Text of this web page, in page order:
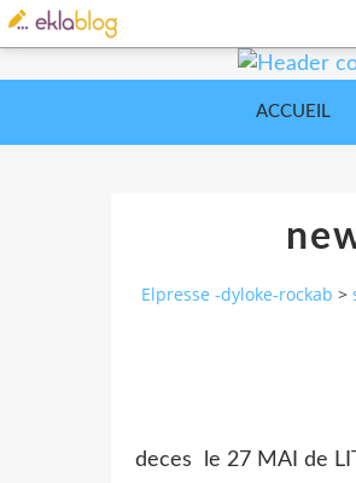
ACCUEIL
Elpresse -dyloke-rockab >
deces le 27 MAI de